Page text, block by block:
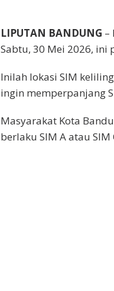
LIPUTAN BANDUNG –
Sabtu, 30 Mei 2026, ini
Inilah lokasi SIM
ingin memperpanjang
Masyarakat Kota
berlaku SIM A atau